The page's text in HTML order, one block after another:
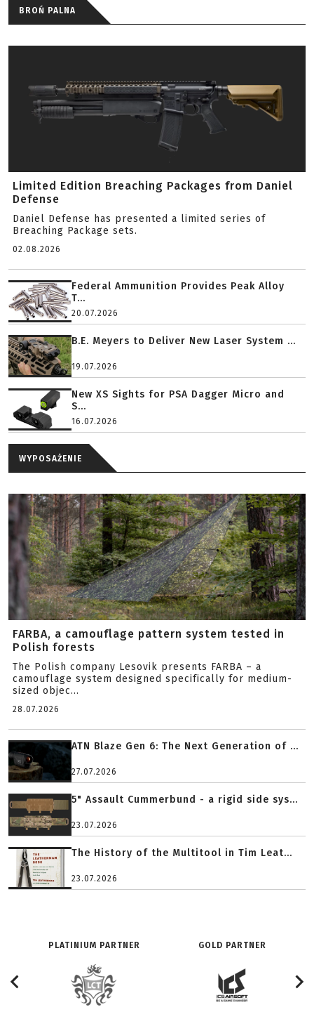
BROŃ PALNA
Limited Edition Breaching Packages from Daniel
Defense
Daniel Defense has presented a limited series of
Breaching Package sets.
02.08.2026
Federal Ammunition Provides Peak Alloy
T...
20.07.2026
B.E. Meyers to Deliver New Laser System ...
19.07.2026
New XS Sights for PSA Dagger Micro and
S...
16.07.2026
WYPOSAŻENIE
FARBA, a camouflage pattern system tested in
Polish forests
The Polish company Lesovik presents FARBA – a
camouflage system designed specifically for medium-
sized objec...
28.07.2026
ATN Blaze Gen 6: The Next Generation of ...
27.07.2026
5" Assault Cummerbund - a rigid side sys...
23.07.2026
The History of the Multitool in Tim Leat...
23.07.2026
PLATINIUM PARTNER GOLD PARTNER